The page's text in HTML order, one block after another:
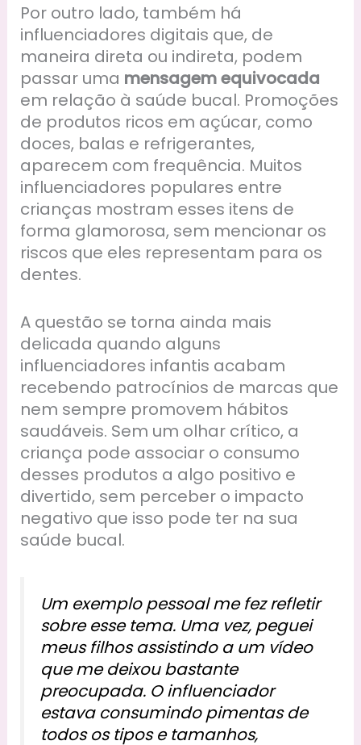
Por outro lado, também há
influenciadores digitais que, de
maneira direta ou indireta, podem
passar uma mensagem equivocada
em relação à saúde bucal. Promoções
de produtos ricos em açúcar, como
doces, balas e refrigerantes,
aparecem com frequência. Muitos
influenciadores populares entre
crianças mostram esses itens de
forma glamorosa, sem mencionar os
riscos que eles representam para os
dentes.
A questão se torna ainda mais
delicada quando alguns
influenciadores infantis acabam
recebendo patrocínios de marcas que
nem sempre promovem hábitos
saudáveis. Sem um olhar crítico, a
criança pode associar o consumo
desses produtos a algo positivo e
divertido, sem perceber o impacto
negativo que isso pode ter na sua
saúde bucal.
Um exemplo pessoal me fez refletir
sobre esse tema. Uma vez, peguei
meus filhos assistindo a um vídeo
que me deixou bastante
preocupada. O influenciador
estava consumindo pimentas de
todos os tipos e tamanhos,